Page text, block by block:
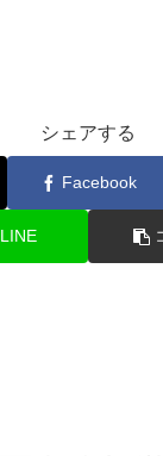
シェアする
Facebook
LINE